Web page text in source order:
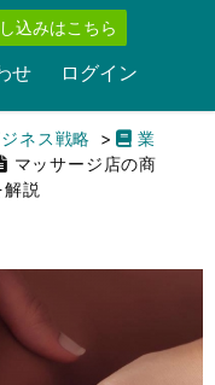
込みはこちら
せ ログイン
ネス戦略
業
マッサージ店の商
説